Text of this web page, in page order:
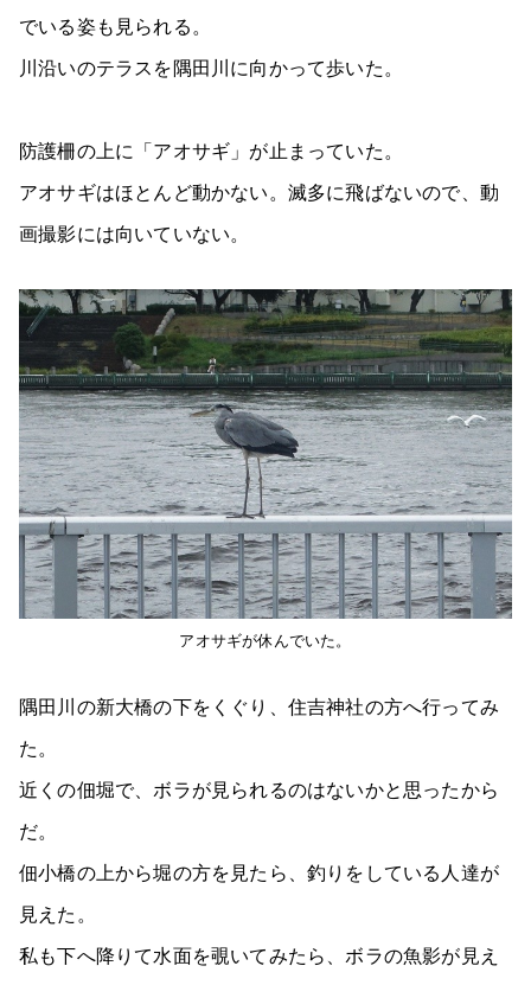
でいる姿も見られる。
川沿いのテラスを隅田川に向かって歩いた。
防護柵の上に「アオサギ」が止まっていた。
アオサギはほとんど動かない。滅多に飛ばないので、動
画撮影には向いていない。
アオサギが休んでいた。
隅田川の新大橋の下をくぐり、住吉神社の方へ行ってみ
た。
近くの佃堀で、ボラが見られるのはないかと思ったから
だ。
佃小橋の上から堀の方を見たら、釣りをしている人達が
見えた。
私も下へ降りて水面を覗いてみたら、ボラの魚影が見え